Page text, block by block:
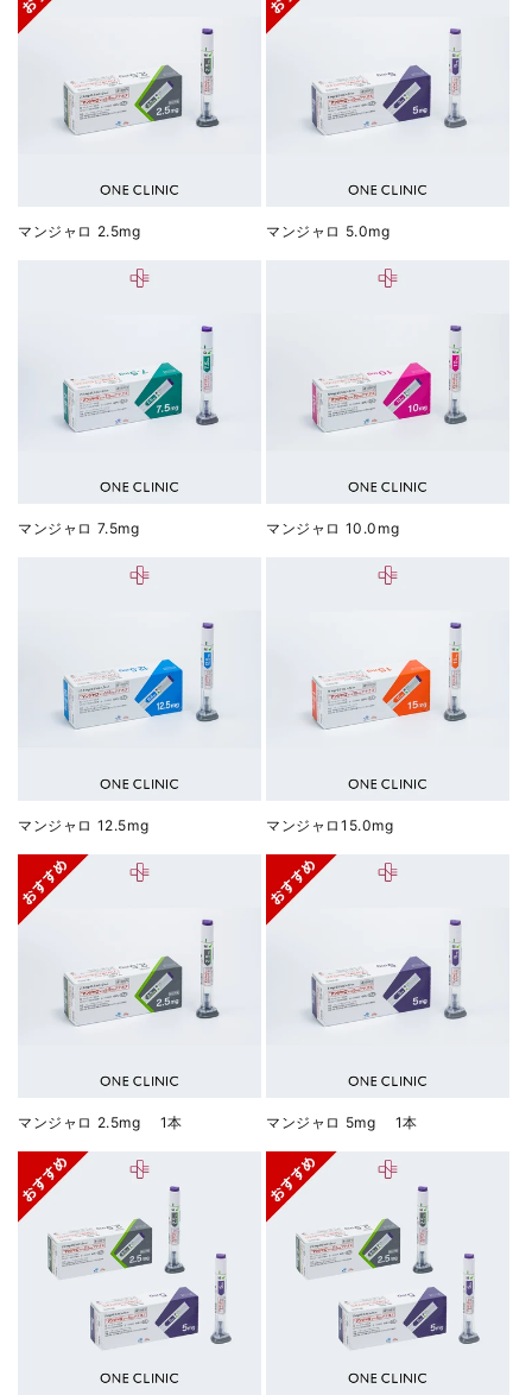
マンジャロ 2.5mg マンジャロ 5.0mg
マンジャロ 7.5mg マンジャロ 10.0mg
マンジャロ 12.5mg マンジャロ15.0mg
マンジャロ 2.5mg 1本 マンジャロ 5mg 1本